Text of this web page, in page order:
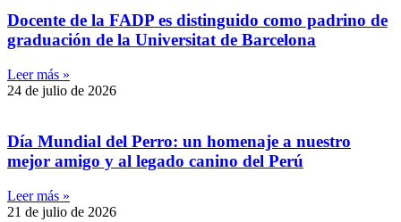
Docente de la FADP es distinguido como padrino de
graduación de la Universitat de Barcelona
Leer más »
24 de julio de 2026
Día Mundial del Perro: un homenaje a nuestro
mejor amigo y al legado canino del Perú
Leer más »
21 de julio de 2026